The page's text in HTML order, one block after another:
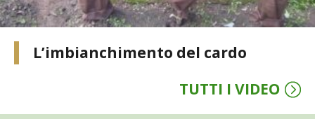
VIGNETO BIO
PENSA ALTERNATIVO
L’imbianchimento del cardo
TUTTI I VIDEO